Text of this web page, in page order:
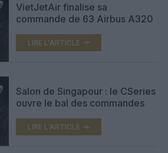
VietJetAir finalise sa
commande de 63 Airbus A320
LIRE L'ARTICLE
Salon de Singapour : le CSeries
ouvre le bal des commandes
LIRE L'ARTICLE